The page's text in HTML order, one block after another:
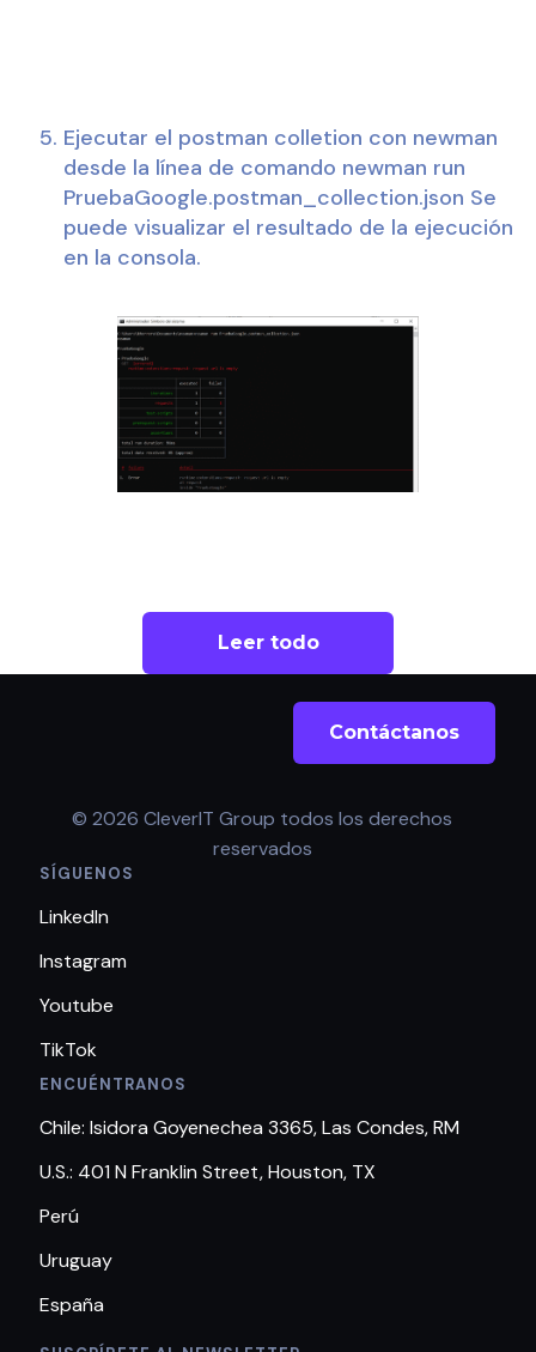
Ejecutar el postman colletion con newman
desde la línea de comando newman run
PruebaGoogle.postman_collection.json Se
puede visualizar el resultado de la ejecución
en la consola.
Leer todo
Contáctanos
© 2026 CleverIT Group todos los derechos
reservados
SÍGUENOS
LinkedIn
Instagram
Youtube
TikTok
ENCUÉNTRANOS
Chile: Isidora Goyenechea 3365, Las Condes, RM
U.S.: 401 N Franklin Street, Houston, TX
Perú
Uruguay
España